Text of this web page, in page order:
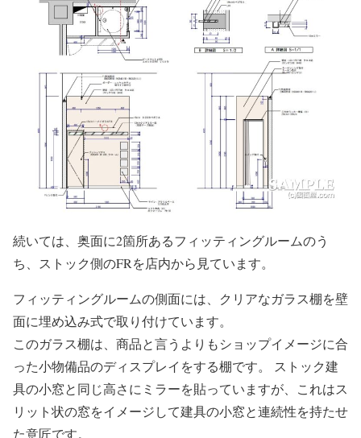
続いては、奥面に2箇所あるフィッティングルームのう
ち、ストック側のFRを店内から見ています。
フィッティングルームの側面には、クリアなガラス棚を壁
面に埋め込み式で取り付けています。
このガラス棚は、商品と言うよりもショップイメージに合
った小物備品のディスプレイをする棚です。 ストック建
具の小窓と同じ高さにミラーを貼っていますが、これはス
リット状の窓をイメージして建具の小窓と連続性を持たせ
た意匠です。